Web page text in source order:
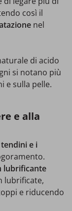
così il
nel
di acido
si notano più
e sulla pelle.
e alla
e i
lubrificante
lubrificate,
e riducendo